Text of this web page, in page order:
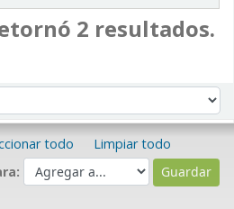
2 resultados.
todo
Limpiar todo